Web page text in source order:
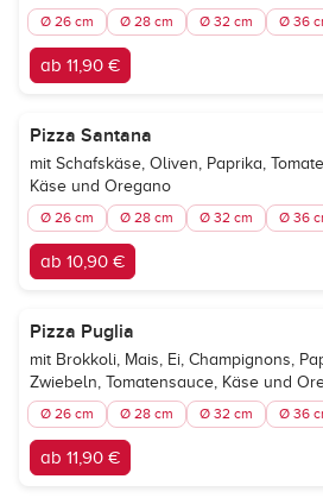
Ø 26 cm Ø 28 cm Ø 32 cm Ø 36
ab 11,90 €
Pizza Santana
mit Schafskäse, Oliven, Paprika,
Käse und Oregano
Ø 26 cm Ø 28 cm Ø 32 cm Ø 36
ab 10,90 €
Pizza Puglia
mit Brokkoli, Mais, Ei, Champignons,
Zwiebeln, Tomatensauce, Käse und
Ø 26 cm Ø 28 cm Ø 32 cm Ø 36
ab 11,90 €